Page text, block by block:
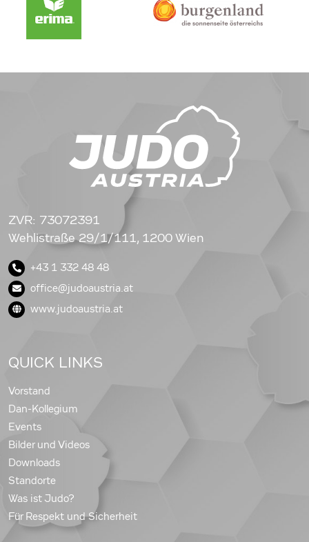
ZVR: 73072391
Wehlistraße 29/1/111, 1200 Wien
+43 1 332 48 48
office@judoaustria.at
www.judoaustria.at
QUICK LINKS
Vorstand
Dan-Kollegium
Events
Bilder und Videos
Downloads
Standorte
Was ist Judo?
Für Respekt und Sicherheit